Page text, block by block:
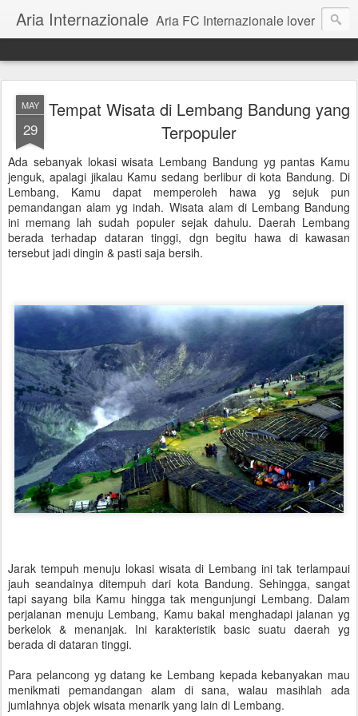
Aria Internazionale Aria FC Internazionale lover
MAY
29
Tempat Wisata di Lembang Bandung yang
Terpopuler
Ada sebanyak lokasi wisata Lembang Bandung yg pantas Kamu
jenguk, apalagi jikalau Kamu sedang berlibur di kota Bandung. Di
Lembang, Kamu dapat memperoleh hawa yg sejuk pun
pemandangan alam yg indah. Wisata alam di Lembang Bandung
ini memang lah sudah populer sejak dahulu. Daerah Lembang
berada terhadap dataran tinggi, dgn begitu hawa di kawasan
tersebut jadi dingin & pasti saja bersih.
Jarak tempuh menuju lokasi wisata di Lembang ini tak terlampaui
jauh seandainya ditempuh dari kota Bandung. Sehingga, sangat
tapi sayang bila Kamu hingga tak mengunjungi Lembang. Dalam
perjalanan menuju Lembang, Kamu bakal menghadapi jalanan yg
berkelok & menanjak. Ini karakteristik basic suatu daerah yg
berada di dataran tinggi.
Para pelancong yg datang ke Lembang kepada kebanyakan mau
menikmati pemandangan alam di sana, walau masihlah ada
jumlahnya objek wisata menarik yang lain di Lembang.